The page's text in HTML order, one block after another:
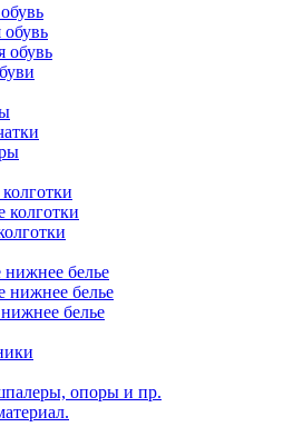
обувь
колготки
нижнее белье
нижнее белье
белье
опоры и пр.